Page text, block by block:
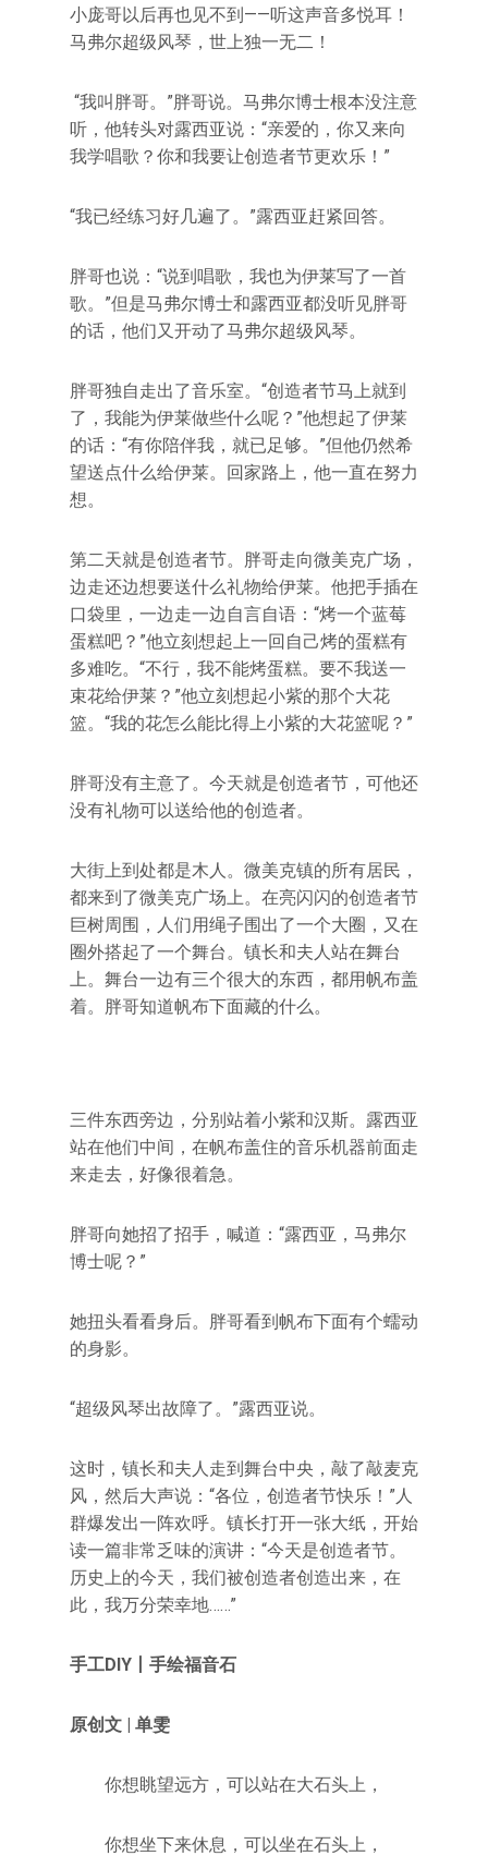
小庞哥以后再也见不到——听这声音多悦耳！
马弗尔超级风琴，世上独一无二！
“我叫胖哥。”胖哥说。马弗尔博士根本没注意
听，他转头对露西亚说：“亲爱的，你又来向
我学唱歌？你和我要让创造者节更欢乐！”
“我已经练习好几遍了。”露西亚赶紧回答。
胖哥也说：“说到唱歌，我也为伊莱写了一首
歌。”但是马弗尔博士和露西亚都没听见胖哥
的话，他们又开动了马弗尔超级风琴。
胖哥独自走出了音乐室。“创造者节马上就到
了，我能为伊莱做些什么呢？”他想起了伊莱
的话：“有你陪伴我，就已足够。”但他仍然希
望送点什么给伊莱。回家路上，他一直在努力
想。
第二天就是创造者节。胖哥走向微美克广场，
边走还边想要送什么礼物给伊莱。他把手插在
口袋里，一边走一边自言自语：“烤一个蓝莓
蛋糕吧？”他立刻想起上一回自己烤的蛋糕有
多难吃。“不行，我不能烤蛋糕。要不我送一
束花给伊莱？”他立刻想起小紫的那个大花
篮。“我的花怎么能比得上小紫的大花篮呢？”
胖哥没有主意了。今天就是创造者节，可他还
没有礼物可以送给他的创造者。
大街上到处都是木人。微美克镇的所有居民，
都来到了微美克广场上。在亮闪闪的创造者节
巨树周围，人们用绳子围出了一个大圈，又在
圈外搭起了一个舞台。镇长和夫人站在舞台
上。舞台一边有三个很大的东西，都用帆布盖
着。胖哥知道帆布下面藏的什么。
三件东西旁边，分别站着小紫和汉斯。露西亚
站在他们中间，在帆布盖住的音乐机器前面走
来走去，好像很着急。
胖哥向她招了招手，喊道：“露西亚，马弗尔
博士呢？”
她扭头看看身后。胖哥看到帆布下面有个蠕动
的身影。
“超级风琴出故障了。”露西亚说。
这时，镇长和夫人走到舞台中央，敲了敲麦克
风，然后大声说：“各位，创造者节快乐！”人
群爆发出一阵欢呼。镇长打开一张大纸，开始
读一篇非常乏味的演讲：“今天是创造者节。
历史上的今天，我们被创造者创造出来，在
此，我万分荣幸地……”
手工DIY丨手绘福音石
原创文 | 单雯
你想眺望远方，可以站在大石头上，
你想坐下来休息，可以坐在石头上，